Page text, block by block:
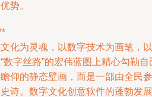
势。
化为灵魂，以数字技术为画笔，
数字丝路”的宏伟蓝图上精心勾勒
仰的静态壁画，而是一部由全民
诗。数字文化创意软件的蓬勃发